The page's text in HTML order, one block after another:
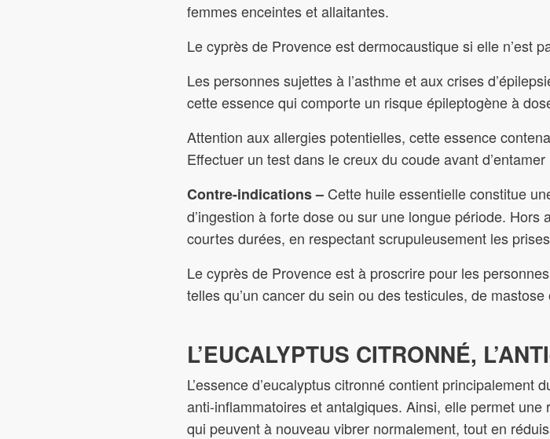
femmes enceintes et allaitantes.
Le cyprès de Provence est dermocaustique si elle n’est
Les personnes sujettes à l’asthme et aux crises
cette essence qui comporte un risque épileptogène à
Attention aux allergies potentielles, cette essence
Effectuer un test dans le creux du coude avant
Contre-indications – Cette huile essentielle constitue
d’ingestion à forte dose ou sur une longue période.
courtes durées, en respectant scrupuleusement les
Le cyprès de Provence est à proscrire pour les
telles qu’un cancer du sein ou des testicules, de
L’EUCALYPTUS CITRONNÉ,
L’essence d’eucalyptus citronné contient
anti-inflammatoires et antalgiques. Ainsi, elle permet
qui peuvent à nouveau vibrer normalement, tout en